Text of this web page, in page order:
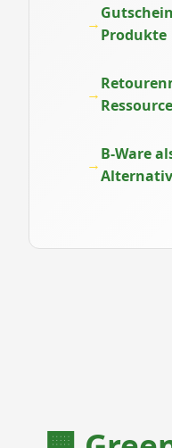
Produkte
B-Ware